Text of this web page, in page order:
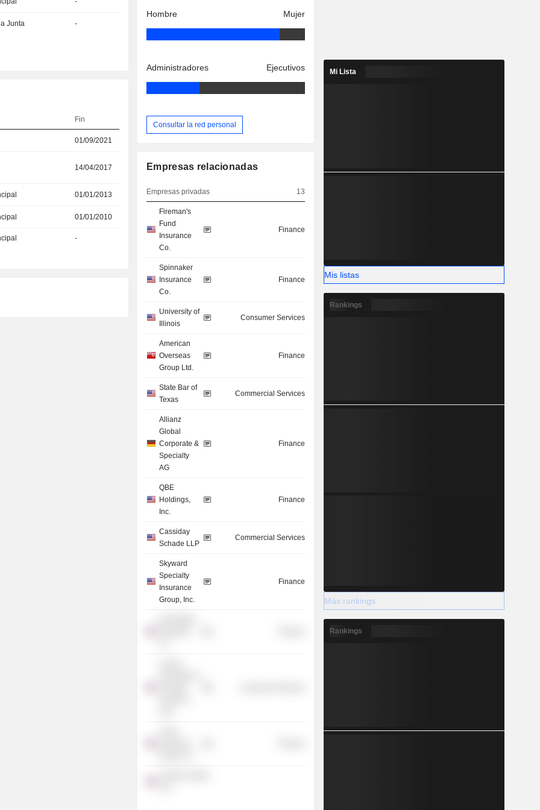
Junta -
Fin
01/09/2021
14/04/2017
01/01/2013
01/01/2010
-
Hombre Mujer
Administradores Ejecutivos
Consultar la red personal
Empresas relacionadas
Empresas privadas 13
Fireman's
Fund
Insurance
Co.
Finance
Spinnaker
Insurance
Co.
Finance
University of
Illinois
Consumer Services
American
Overseas
Group Ltd.
Finance
State Bar of
Texas
Commercial Services
Allianz
Global
Corporate &
Specialty
AG
Finance
QBE
Holdings,
Inc.
Finance
Cassiday
Schade LLP
Commercial Services
Skyward
Specialty
Insurance
Group, Inc.
Finance
Mi Lista
Mis listas
Rankings
Más rankings
Rankings